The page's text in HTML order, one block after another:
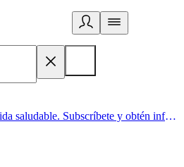
Acá comienza un estilo de vida saludable. Subscríbete y obtén información de primera mano